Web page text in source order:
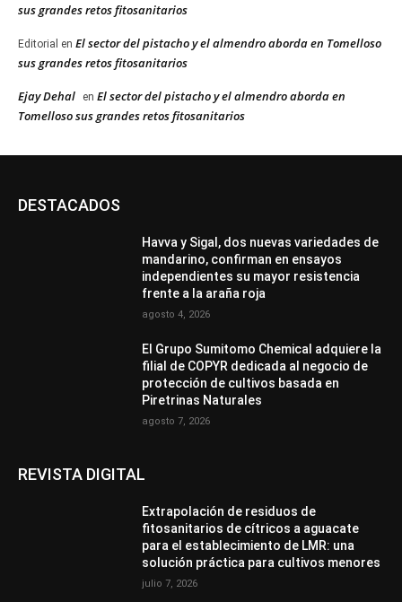
sus grandes retos fitosanitarios
Editorial en El sector del pistacho y el almendro aborda en Tomelloso
sus grandes retos fitosanitarios
Ejay Dehal en El sector del pistacho y el almendro aborda en
Tomelloso sus grandes retos fitosanitarios
DESTACADOS
Havva y Sigal, dos nuevas variedades de
mandarino, confirman en ensayos
independientes su mayor resistencia
frente a la araña roja
agosto 4, 2026
El Grupo Sumitomo Chemical adquiere la
filial de COPYR dedicada al negocio de
protección de cultivos basada en
Piretrinas Naturales
agosto 7, 2026
REVISTA DIGITAL
Extrapolación de residuos de
fitosanitarios de cítricos a aguacate
para el establecimiento de LMR: una
solución práctica para cultivos menores
julio 7, 2026